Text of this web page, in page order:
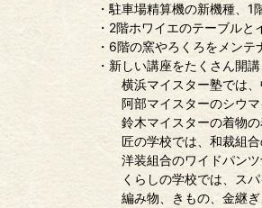
・駐車場精算機の新機種、1
・2階ホワイエのテーブルと
・6階の窯やろくろをメン
・新しい講座をたくさん開講
横浜マイスター塾では、
阿部マイスターのシウマ
鈴木マイスターの着物の
匠の学校では、和裁組合
洋装組合のワイドパンツ
くらしの学校では、スパ
編み物、きもの、金継ぎ